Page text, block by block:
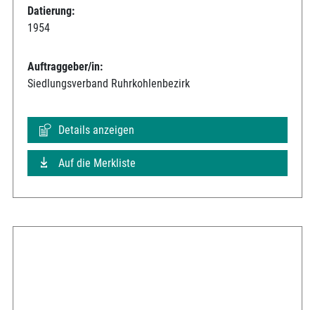
Datierung:
1954
Auftraggeber/in:
Siedlungsverband Ruhrkohlenbezirk
Details anzeigen
Auf die Merkliste